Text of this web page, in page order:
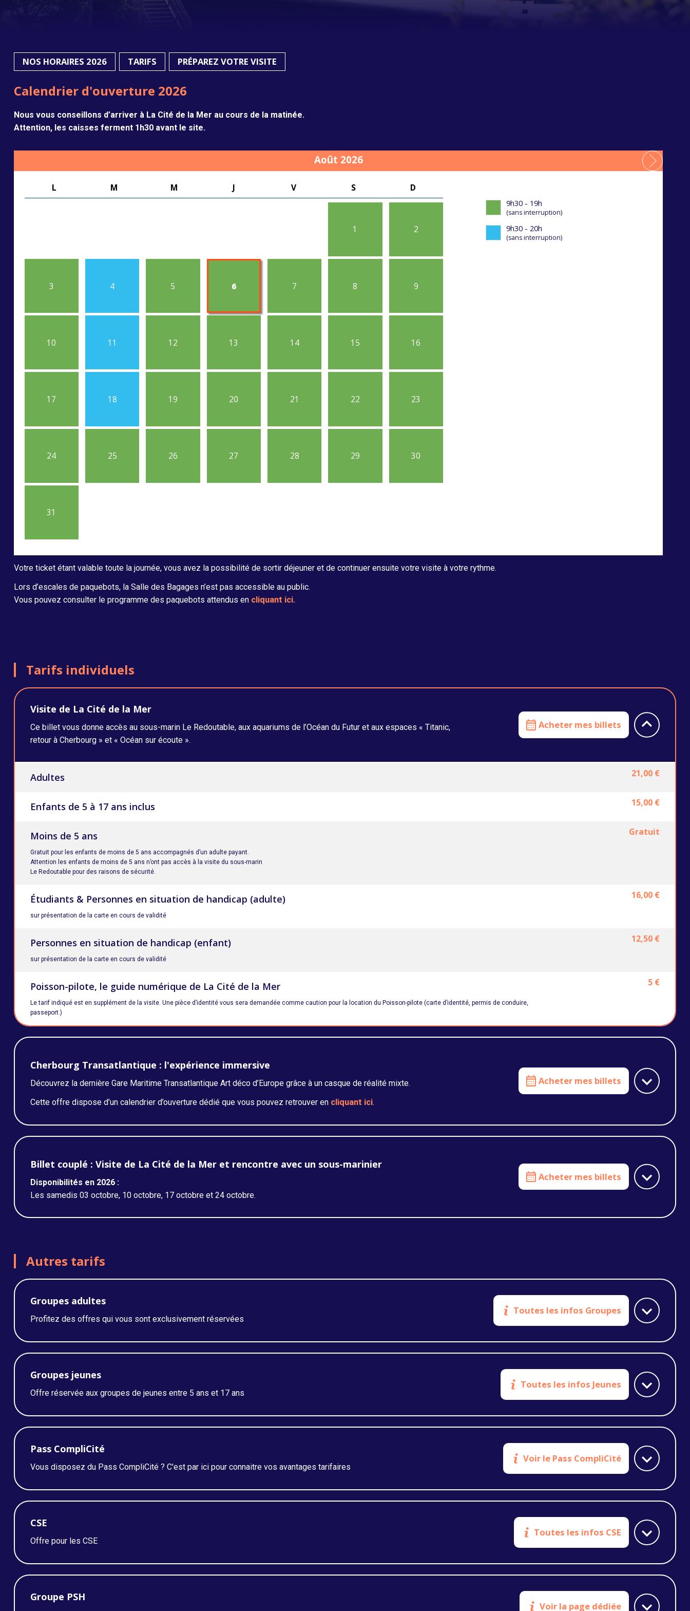
Océan sur écoute Titanic, retour à Cherbourg
NOS HORAIRES 2026 | TARIFS | PRÉPAREZ VOTRE VISITE
Calendrier d'ouverture 2026
Nous vous conseillons d’arriver à La Cité de la Mer au cours de la matinée.
Attention, les caisses ferment 1h30 avant le site.
Août 2026
L M M J V S D
1 2
3 4 5 6 7 8 9
10 11 12 13 14 15 16
17 18 19 20 21 22 23
24 25 26 27 28 29 30
31
9h30 - 19h
(sans interruption)
9h30 - 20h
(sans interruption)
Votre ticket étant valable toute la journée, vous avez la possibilité de sortir déjeuner et de continuer ensuite votre visite à votre rythme.
Lors d’escales de paquebots, la Salle des Bagages n’est pas accessible au public.
Vous pouvez consulter le programme des paquebots attendus en cliquant ici.
Tarifs individuels
Visite de La Cité de la Mer
Ce billet vous donne accès au sous-marin Le Redoutable, aux aquariums de l’Océan du Futur et aux espaces « Titanic,
retour à Cherbourg » et « Océan sur écoute ».
Acheter mes billets
Adultes 21,00 €
Enfants de 5 à 17 ans inclus 15,00 €
Moins de 5 ans
Gratuit pour les enfants de moins de 5 ans accompagnés d’un adulte payant.
Attention les enfants de moins de 5 ans n’ont pas accès à la visite du sous-marin
Le Redoutable pour des raisons de sécurité.
Gratuit
Étudiants & Personnes en situation de handicap (adulte)
sur présentation de la carte en cours de validité
16,00 €
Personnes en situation de handicap (enfant)
sur présentation de la carte en cours de validité
12,50 €
Poisson-pilote, le guide numérique de La Cité de la Mer
Le tarif indiqué est en supplément de la visite. Une pièce d’identité vous sera demandée comme caution pour la location du Poisson-pilote (carte d’identité, permis de conduire,
passeport.)
5 €
Cherbourg Transatlantique : l'expérience immersive
Découvrez la dernière Gare Maritime Transatlantique Art déco d’Europe grâce à un casque de réalité mixte.
Cette offre dispose d’un calendrier d’ouverture dédié que vous pouvez retrouver en cliquant ici.
Acheter mes billets
Billet couplé : Visite de La Cité de la Mer et rencontre avec un sous-marinier
Disponibilités en 2026 :
Les samedis 03 octobre, 10 octobre, 17 octobre et 24 octobre.
Acheter mes billets
Autres tarifs
Groupes adultes
Profitez des offres qui vous sont exclusivement réservées
Toutes les infos Groupes
Groupes jeunes
Offre réservée aux groupes de jeunes entre 5 ans et 17 ans
Toutes les infos Jeunes
Pass CompliCité
Vous disposez du Pass CompliCité ? C'est par ici pour connaitre vos avantages tarifaires
Voir le Pass CompliCité
CSE
Offre pour les CSE
Toutes les infos CSE
Groupe PSH
Voir la page dédiée